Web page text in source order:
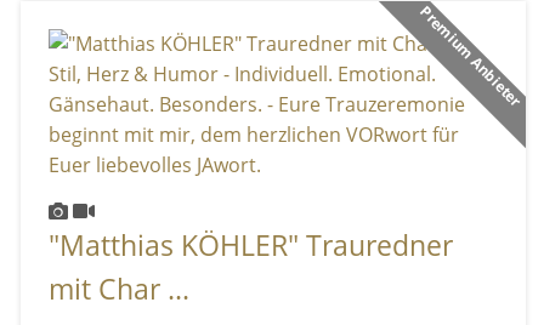
Premium Anbieter
"Matthias KÖHLER" Trauredner
mit Char ...